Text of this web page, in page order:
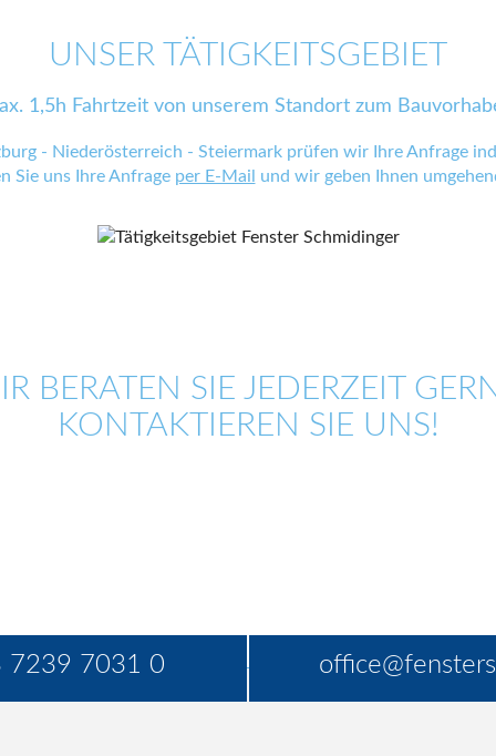
UNSER TÄTIGKEITSGEBIET
1,5h Fahrtzeit von unserem Standort zum
- Niederösterreich - Steiermark prüfen wir Ihre Anfrage
Sie uns Ihre Anfrage per E-Mail und wir geben Ihnen
BERATEN SIE JEDERZEIT
KONTAKTIEREN SIE UNS!
7239 7031 0